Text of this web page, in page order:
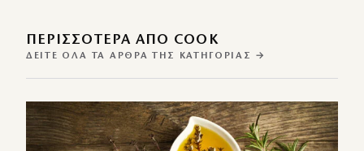
ΠΕΡΙΣΣΌΤΕΡΑ ΑΠΌ COOK
ΔΕΊΤΕ ΌΛΑ ΤΑ ΆΡΘΡΑ ΤΗΣ ΚΑΤΗΓΟΡΊΑΣ →